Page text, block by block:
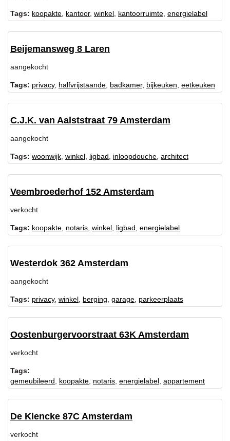
Tags: koopakte kantoor, winkel kantoorruimte energielabel
Beijemansweg 8 Laren
aangekocht
Tags: privacy, halfvrijstaande badkamer, bijkeuken eetkeuken
C.J.K. van Aalststraat 79 Amsterdam
aangekocht
Tags: woonwijk winkel ligbad inloopdouche architect
Veembroederhof 152 Amsterdam
verkocht
Tags: koopakte notaris winkel ligbad energielabel
Westerdok 362 Amsterdam
aangekocht
Tags: privacy, winkel berging garage parkeerplaats
Oostenburgervoorstraat 63K Amsterdam
verkocht
Tags:
gemeubileerd
koopakte notaris energielabel appartement
De Klencke 87C Amsterdam
verkocht